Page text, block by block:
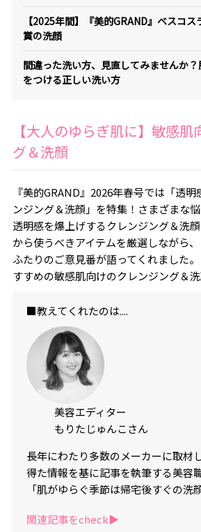
【2025年間】『美的GRAND』ベスコ
賞の洗顔
間違った洗い方、見直してみませんか
をつける正しい洗い方
【大人のゆらぎ肌に】敏感
グ＆洗顔
『美的GRAND』2026年春号では「透
ンジング＆洗顔」を特集！さまざまな
透明感を爆上げするクレンジング＆洗
から使うべきアイテムを厳選しながら
ふたりのご意見番が語ってくれました
すすめの敏感肌向けのクレンジング＆
■教えてくれたのは....
美容エディター
もりたじゅんこさん
長年にわたり多数のメーカーに取材
得た情報を基に記事を執筆する美容職
「肌がゆらぐ季節は帰宅後すぐの洗
ら肌を解放。さらに、夜の入浴中に
え。」
関連記事をcheck▶︎